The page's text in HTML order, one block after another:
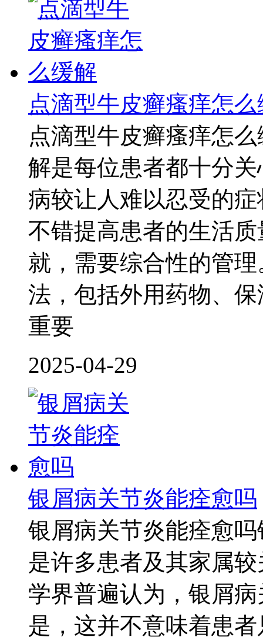
点滴型牛皮癣瘙痒怎
点滴型牛皮癣瘙痒怎
解是每位患者都十分
病较让人难以忍受的
不错提高患者的生活
就，需要综合性的管
法，包括外用药物、
重要
2025-04-29
银屑病关节炎能痊愈吗
银屑病关节炎能痊愈
是许多患者及其家属
学界普遍认为，银屑
是，这并不意味着患